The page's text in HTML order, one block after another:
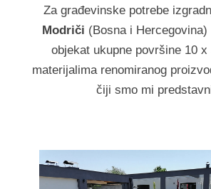
Za građevinske potrebe
Modriči (Bosna i
objekat ukupne površine 10
materijalima renomiranog
čiji smo mi